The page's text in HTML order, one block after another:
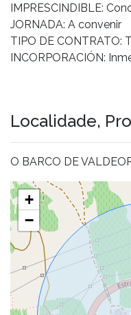
IMPRESCINDIBLE:
JORNADA: A convenir
TIPO DE CONTRATO:
INCORPORACIÓN:
Localidade,
O BARCO DE
+
−